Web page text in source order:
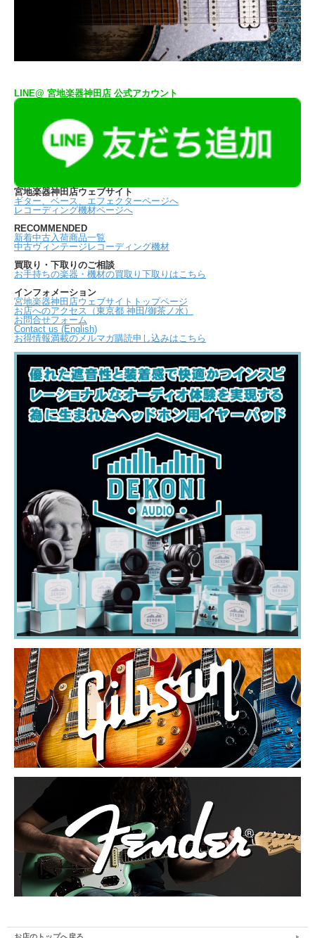
LINE@ 宮地楽器神田店 公式アカウント
宮地楽器神田店ウェブサイト
ギター、ベース、エフェクターページへ
レコーディング機材ページへ
RECOMMENDED
新着中古入荷商品一覧
中古ヴィンテージレコーディング機材
買取り・下取りのご相談
お手持ちの楽器・機材の買取り下取りはこちら
インフォメーション
宮地楽器神田店ウェブサイトトップページ
お店へのアクセス（東京都 神田/御茶ノ水）
お問合せフォーム
Contact us (English)
お得情報満載のメルマガ購読申し込みはこちら